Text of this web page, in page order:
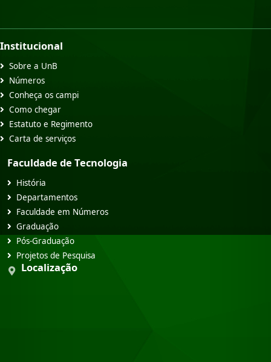
Institucional
Sobre a UnB
Números
Conheça os campi
Como chegar
Estatuto e Regimento
Carta de serviços
Faculdade de Tecnologia
História
Departamentos
Faculdade em Números
Graduação
Pós-Graduação
Projetos de Pesquisa
Localização